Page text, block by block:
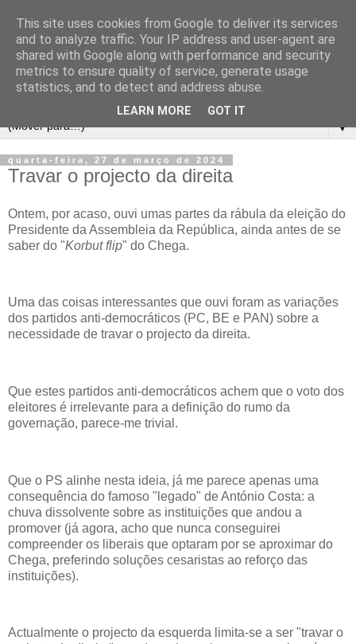
▼
quarta-feira, 27 de março de 2024
Travar o projecto da direita
Ontem, por acaso, ouvi umas partes da rábula da eleição do
Presidente da Assembleia da República, ainda antes de se
saber do "Korbut flip" do Chega.
Uma das coisas interessantes que ouvi foram as variações
dos partidos anti-democráticos (PC, BE e PAN) sobre a
necessidade de travar o projecto da direita.
Que estes partidos anti-democráticos achem que o voto dos
eleitores é irrelevante para a definição do rumo da
governação, parece-me trivial.
Que o PS alinhe nesta ideia, já me parece apenas uma
consequência do famoso "legado" de António Costa: a
chuva dissolvente sobre as instituições que andou a
promover (já agora, acho que nunca conseguirei
compreender os liberais que optaram por se aproximar do
Chega, preferindo soluções cesaristas ao reforço das
instituições).
Actualmente o projecto da esquerda limita-se a ser "travar o
This site uses cookies from Google to deliver its services
and to analyze traffic. Your IP address and user-agent are
shared with Google along with performance and security
metrics to ensure quality of service, generate usage
statistics, and to detect and address abuse.
LEARN MORE GOT IT